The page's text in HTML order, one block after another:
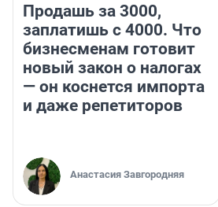
Продашь за 3000,
заплатишь с 4000. Что
бизнесменам готовит
новый закон о налогах
— он коснется импорта
и даже репетиторов
Анастасия Завгородняя